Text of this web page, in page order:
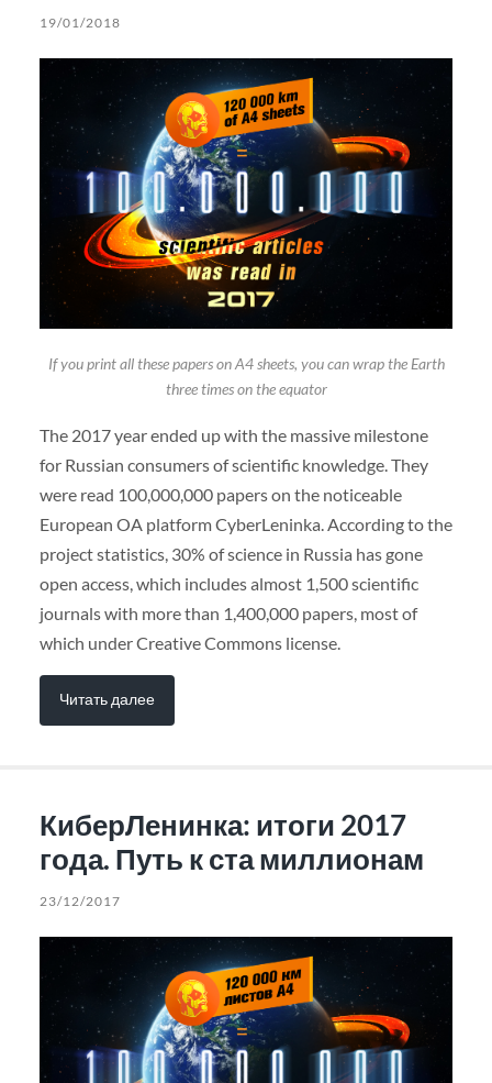
19/01/2018
If you print all these papers on A4 sheets, you can wrap the Earth
three times on the equator
The 2017 year ended up with the massive milestone
for Russian consumers of scientific knowledge. They
were read 100,000,000 papers on the noticeable
European OA platform CyberLeninka. According to the
project statistics, 30% of science in Russia has gone
open access, which includes almost 1,500 scientific
journals with more than 1,400,000 papers, most of
which under Creative Commons license.
Читать далее
КиберЛенинка: итоги 2017
года. Путь к ста миллионам
23/12/2017